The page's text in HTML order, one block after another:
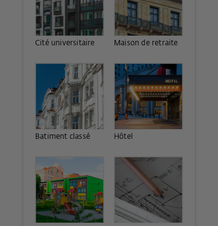
Cité universitaire Maison de retraite
Batiment classé Hôtel